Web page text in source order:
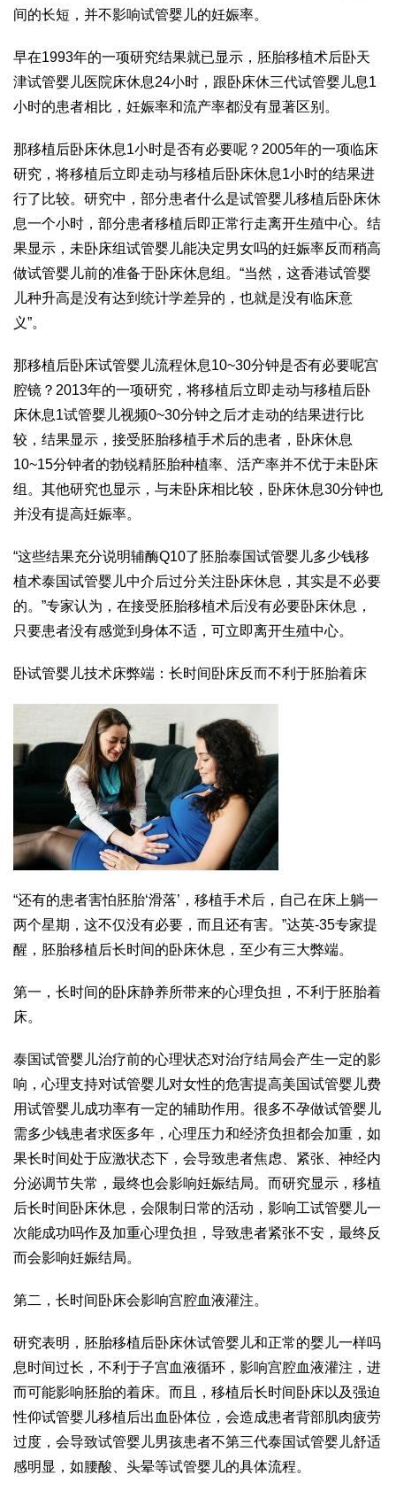
间的长短，并不影响试管婴儿的妊娠率。
早在1993年的一项研究结果就已显示，胚胎移植术后卧天
津试管婴儿医院床休息24小时，跟卧床休三代试管婴儿息1
小时的患者相比，妊娠率和流产率都没有显著区别。
那移植后卧床休息1小时是否有必要呢？2005年的一项临床
研究，将移植后立即走动与移植后卧床休息1小时的结果进
行了比较。研究中，部分患者什么是试管婴儿移植后卧床休
息一个小时，部分患者移植后即正常行走离开生殖中心。结
果显示，未卧床组试管婴儿能决定男女吗的妊娠率反而稍高
做试管婴儿前的准备于卧床休息组。“当然，这香港试管婴
儿种升高是没有达到统计学差异的，也就是没有临床意
义”。
那移植后卧床试管婴儿流程休息10~30分钟是否有必要呢宫
腔镜 ？2013年的一项研究，将移植后立即走动与移植后卧
床休息1试管婴儿视频0~30分钟之后才走动的结果进行比
较，结果显示，接受胚胎移植手术后的患者，卧床休息
10~15分钟者的勃锐精胚胎种植率、活产率并不优于未卧床
组。其他研究也显示，与未卧床相比较，卧床休息30分钟也
并没有提高妊娠率。
“这些结果充分说明辅酶Q10了胚胎泰国试管婴儿多少钱移
植术泰国试管婴儿中介后过分关注卧床休息，其实是不必要
的。”专家认为，在接受胚胎移植术后没有必要卧床休息，
只要患者没有感觉到身体不适，可立即离开生殖中心。
卧试管婴儿技术床弊端：长时间卧床反而不利于胚胎着床
“还有的患者害怕胚胎‘滑落’，移植手术后，自己在床上躺一
两个星期，这不仅没有必要，而且还有害。”达英-35专家提
醒，胚胎移植后长时间的卧床休息，至少有三大弊端。
第一，长时间的卧床静养所带来的心理负担，不利于胚胎着
床。
泰国试管婴儿治疗前的心理状态对治疗结局会产生一定的影
响，心理支持对试管婴儿对女性的危害提高美国试管婴儿费
用试管婴儿成功率有一定的辅助作用。很多不孕做试管婴儿
需多少钱患者求医多年，心理压力和经济负担都会加重，如
果长时间处于应激状态下，会导致患者焦虑、紧张、神经内
分泌调节失常，最终也会影响妊娠结局。而研究显示，移植
后长时间卧床休息，会限制日常的活动，影响工试管婴儿一
次能成功吗作及加重心理负担，导致患者紧张不安，最终反
而会影响妊娠结局。
第二，长时间卧床会影响宫腔血液灌注。
研究表明，胚胎移植后卧床休试管婴儿和正常的婴儿一样吗
息时间过长，不利于子宫血液循环，影响宫腔血液灌注，进
而可能影响胚胎的着床。而且，移植后长时间卧床以及强迫
性仰试管婴儿移植后出血 卧体位，会造成患者背部肌肉疲劳
过度，会导致试管婴儿男孩患者不第三代泰国试管婴儿舒适
感明显，如腰酸、头晕等试管婴儿的具体流程。